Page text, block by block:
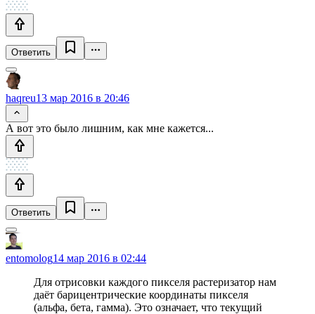
Ответить
haqreu13 мар 2016 в 20:46
А вот это было лишним, как мне кажется...
Ответить
entomolog14 мар 2016 в 02:44
Для отрисовки каждого пикселя растеризатор нам
даёт барицентрические координаты пикселя
(альфа, бета, гамма). Это означает, что текущий